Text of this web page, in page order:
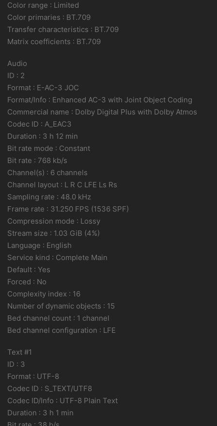
Color range : Limited
Color primaries : BT.709
Transfer characteristics : BT.709
Matrix coefficients : BT.709
Audio
ID : 2
Format : E-AC-3 JOC
Format/Info : Enhanced AC-3 with Joint Object Coding
Commercial name : Dolby Digital Plus with Dolby Atmos
Codec ID : A_EAC3
Duration : 3 h 12 min
Bit rate mode : Constant
Bit rate : 768 kb/s
Channel(s) : 6 channels
Channel layout : L R C LFE Ls Rs
Sampling rate : 48.0 kHz
Frame rate : 31.250 FPS (1536 SPF)
Compression mode : Lossy
Stream size : 1.03 GiB (4%)
Language : English
Service kind : Complete Main
Default : Yes
Forced : No
Complexity index : 16
Number of dynamic objects : 15
Bed channel count : 1 channel
Bed channel configuration : LFE
Text #1
ID : 3
Format : UTF-8
Codec ID : S_TEXT/UTF8
Codec ID/Info : UTF-8 Plain Text
Duration : 3 h 1 min